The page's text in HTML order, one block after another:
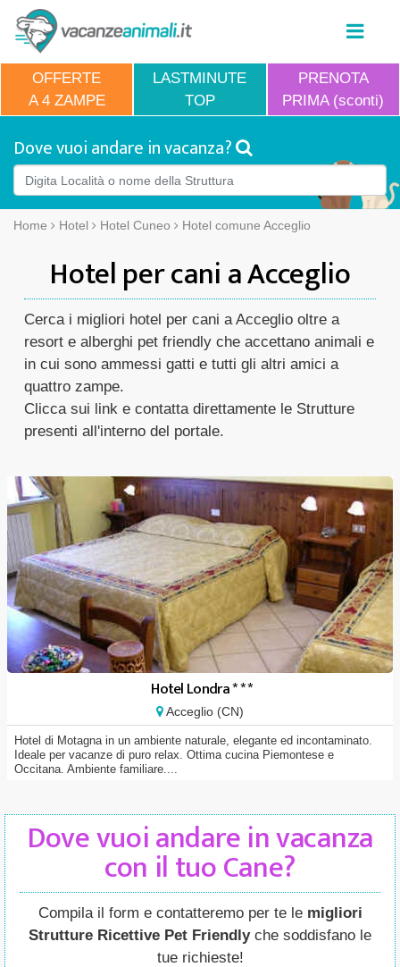
OFFERTE
A 4 ZAMPE
LASTMINUTE
TOP
PRENOTA
PRIMA (sconti)
Dove vuoi andare in vacanza?
Home Hotel Hotel Cuneo Hotel comune Acceglio
Hotel per cani a Acceglio
Cerca i migliori hotel per cani a Acceglio oltre a
resort e alberghi pet friendly che accettano animali e
in cui sono ammessi gatti e tutti gli altri amici a
quattro zampe.
Clicca sui link e contatta direttamente le Strutture
presenti all'interno del portale.
Hotel Londra * * *
Acceglio (CN)
Hotel di Motagna in un ambiente naturale, elegante ed incontaminato.
Ideale per vacanze di puro relax. Ottima cucina Piemontese e
Occitana. Ambiente familiare....
Dove vuoi andare in vacanza
con il tuo Cane?
Compila il form e contatteremo per te le migliori
Strutture Ricettive Pet Friendlyche soddisfano le
tue richieste!